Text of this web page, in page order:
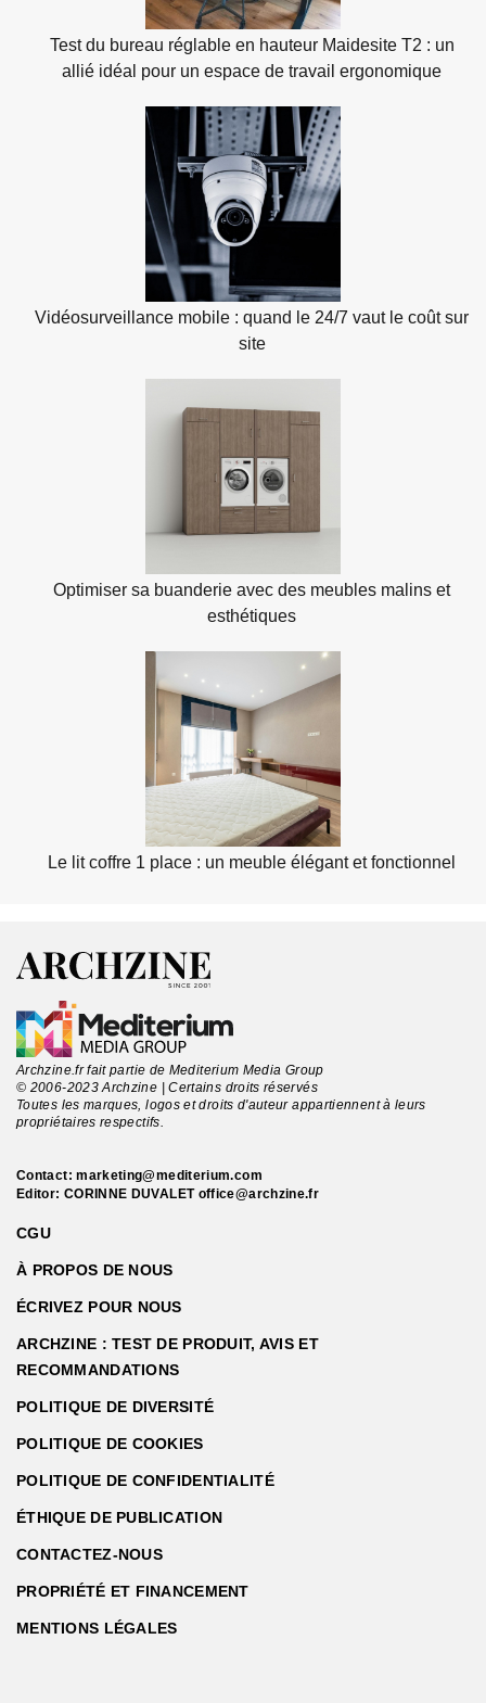
Test du bureau réglable en hauteur Maidesite T2 : un
allié idéal pour un espace de travail ergonomique
Vidéosurveillance mobile : quand le 24/7 vaut le coût sur
site
Optimiser sa buanderie avec des meubles malins et
esthétiques
Le lit coffre 1 place : un meuble élégant et fonctionnel
Archzine.fr fait partie de Mediterium Media Group
© 2006-2023 Archzine | Certains droits réservés
Toutes les marques, logos et droits d'auteur appartiennent à leurs
propriétaires respectifs.
Contact:marketing@mediterium.com
Editor: CORINNE DUVALET office@archzine.fr
CGU
À PROPOS DE NOUS
ÉCRIVEZ POUR NOUS
ARCHZINE : TEST DE PRODUIT, AVIS ET
RECOMMANDATIONS
POLITIQUE DE DIVERSITÉ
POLITIQUE DE COOKIES
POLITIQUE DE CONFIDENTIALITÉ
ÉTHIQUE DE PUBLICATION
CONTACTEZ-NOUS
PROPRIÉTÉ ET FINANCEMENT
MENTIONS LÉGALES